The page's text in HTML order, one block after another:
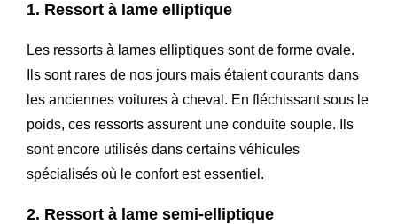
1. Ressort à lame elliptique
Les ressorts à lames elliptiques sont de forme ovale.
Ils sont rares de nos jours mais étaient courants dans
les anciennes voitures à cheval. En fléchissant sous le
poids, ces ressorts assurent une conduite souple. Ils
sont encore utilisés dans certains véhicules
spécialisés où le confort est essentiel.
2. Ressort à lame semi-elliptique